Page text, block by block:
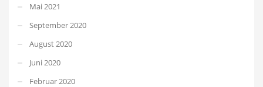
Mai 2021
September 2020
August 2020
Juni 2020
Februar 2020